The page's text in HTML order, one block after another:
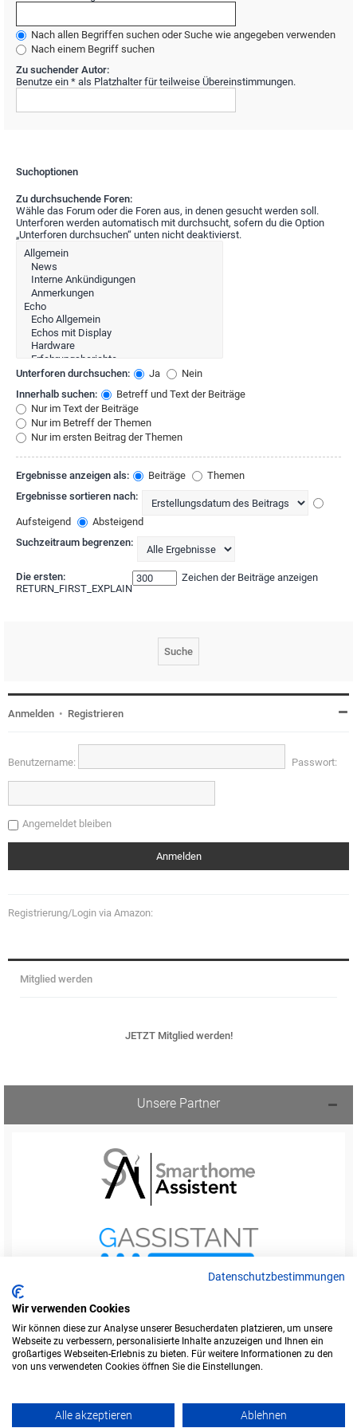
Nach allen Begriffen suchen oder Suche wie angegeben verwenden
Nach einem Begriff suchen
Zu suchender Autor:
Benutze ein * als Platzhalter für teilweise Übereinstimmungen.
Suchoptionen
Zu durchsuchende Foren:
Wähle das Forum oder die Foren aus, in denen gesucht werden soll.
Unterforen werden automatisch mit durchsucht, sofern du die Option
„Unterforen durchsuchen“ unten nicht deaktivierst.
Unterforen durchsuchen: Ja
Nein
Innerhalb suchen:
Betreff und Text der Beiträge
Nur im Text der Beiträge
Nur im Betreff der Themen
Nur im ersten Beitrag der Themen
Ergebnisse anzeigen als: Beiträge
Themen
Ergebnisse sortieren nach:
Aufsteigend
Absteigend
Suchzeitraum begrenzen:
Die ersten:
RETURN_FIRST_EXPLAIN
Zeichen der Beiträge anzeigen
Anmelden • Registrieren
Benutzername: Passwort:
Angemeldet bleiben
Registrierung/Login via Amazon:
Mitglied werden
JETZT Mitglied werden!
Unsere Partner
Startseite Foren-Übersicht
Legende Kontakt
Werbung buchen
Datenschutzbestimmungen
Wir verwenden Cookies
Wir können diese zur Analyse unserer Besucherdaten platzieren, um unsere
Webseite zu verbessern, personalisierte Inhalte anzuzeigen und Ihnen ein
großartiges Webseiten-Erlebnis zu bieten. Für weitere Informationen zu den
von uns verwendeten Cookies öffnen Sie die Einstellungen.
Alle akzeptieren Ablehnen